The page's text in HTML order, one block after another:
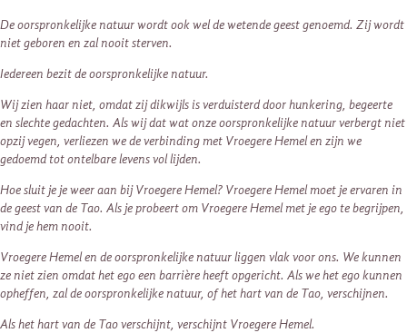
De oorspronkelijke natuur wordt ook wel de wetende geest genoemd. Zij wordt
niet geboren en zal nooit sterven.
Iedereen bezit de oorspronkelijke natuur.
Wij zien haar niet, omdat zij dikwijls is verduisterd door hunkering, begeerte
en slechte gedachten. Als wij dat wat onze oorspronkelijke natuur verbergt niet
opzij vegen, verliezen we de verbinding met Vroegere Hemel en zijn we
gedoemd tot ontelbare levens vol lijden.
Hoe sluit je je weer aan bij Vroegere Hemel? Vroegere Hemel moet je ervaren in
de geest van de Tao. Als je probeert om Vroegere Hemel met je ego te begrijpen,
vind je hem nooit.
Vroegere Hemel en de oorspronkelijke natuur liggen vlak voor ons. We kunnen
ze niet zien omdat het ego een barrière heeft opgericht. Als we het ego kunnen
opheffen, zal de oorspronkelijke natuur, of het hart van de Tao, verschijnen.
Als het hart van de Tao verschijnt, verschijnt Vroegere Hemel.